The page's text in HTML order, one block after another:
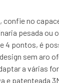
no
pesada
pontos, é
sem aro
a várias
patenteada